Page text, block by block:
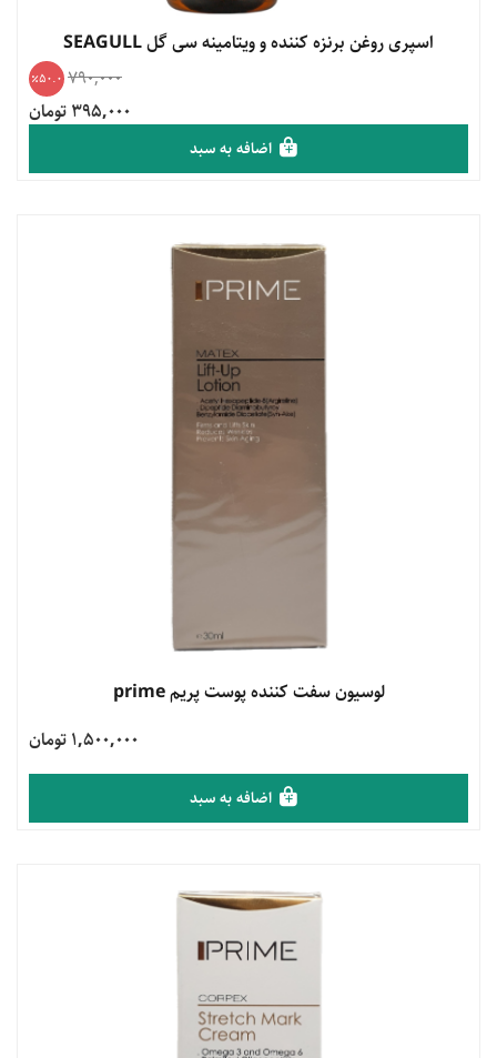
مشاهده محصول
اسپری روغن برنزه کننده و ویتامینه سی گل SEAGULL
790,000
50.0
395,000 تومان
اضافه به سبد
مشاهده محصوللوسیون سفت کننده پوست پریم prime
1,500,000 تومان
اضافه به سبد